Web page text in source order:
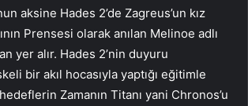
aksine Hades 2’de Zagreus’un kız
Prensesi olarak anılan Melinoe adlı
yer alır. Hades 2’nin duyuru
bir akıl hocasıyla yaptığı eğitimle
Zamanın Titanı yani Chronos’u